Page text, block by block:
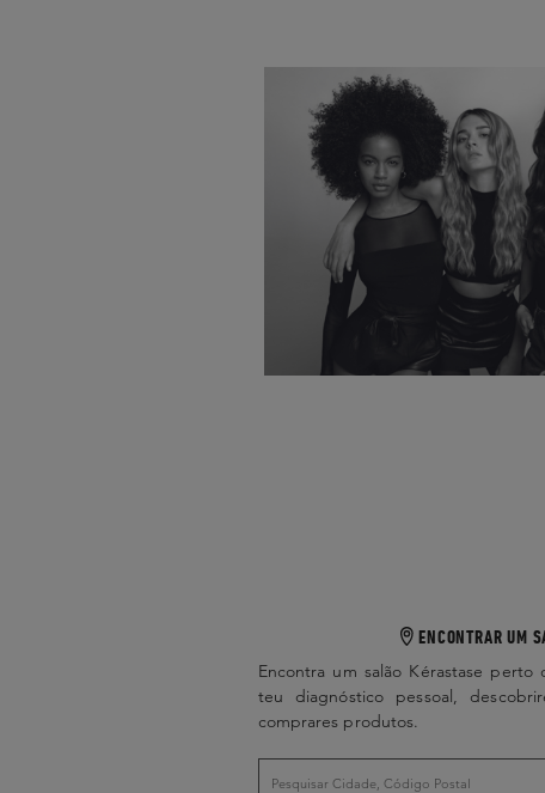
ENCONTRAR UM
Encontra um salão Kérastase
teu diagnóstico pessoal,
comprares produtos.